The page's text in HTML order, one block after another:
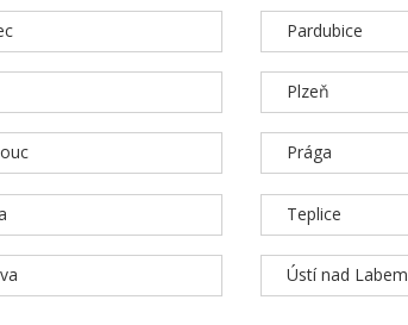
Pardubice
Plzeň
Prága
Teplice
Ústí nad Labem